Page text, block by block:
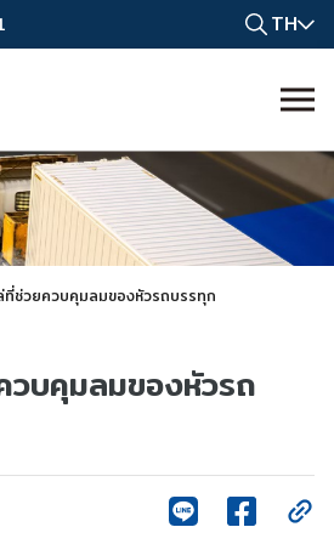
TH
ที่ช่วยควบคุมลมของหัวรถบรรทุก
วบคุมลมของหัวรถ